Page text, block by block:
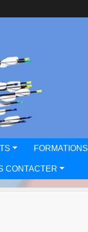
FORMATIONS
CONTACTER